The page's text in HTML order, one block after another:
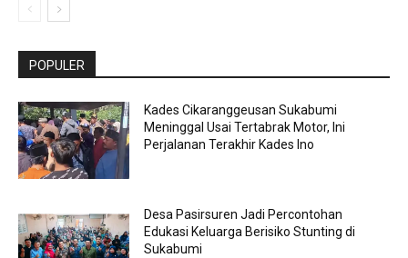
POPULER
Kades Cikaranggeusan Sukabumi
Meninggal Usai Tertabrak Motor, Ini
Perjalanan Terakhir Kades Ino
Desa Pasirsuren Jadi Percontohan
Edukasi Keluarga Berisiko Stunting di
Sukabumi